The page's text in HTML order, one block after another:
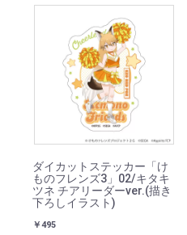
ダイカットステッカー「け
ものフレンズ3」02/キタキ
ツネ チアリーダーver.(描き
下ろしイラスト)
￥495